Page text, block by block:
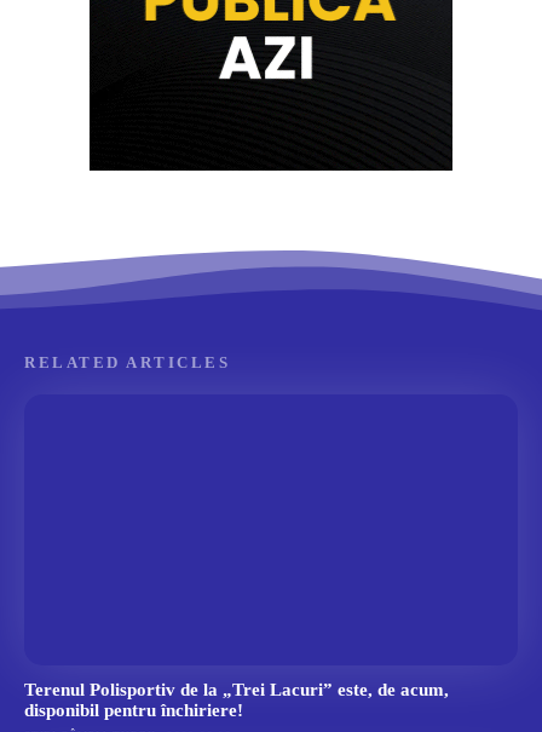
RELATED ARTICLES
Terenul Polisportiv de la „Trei Lacuri” este, de acum,
disponibil pentru închiriere!